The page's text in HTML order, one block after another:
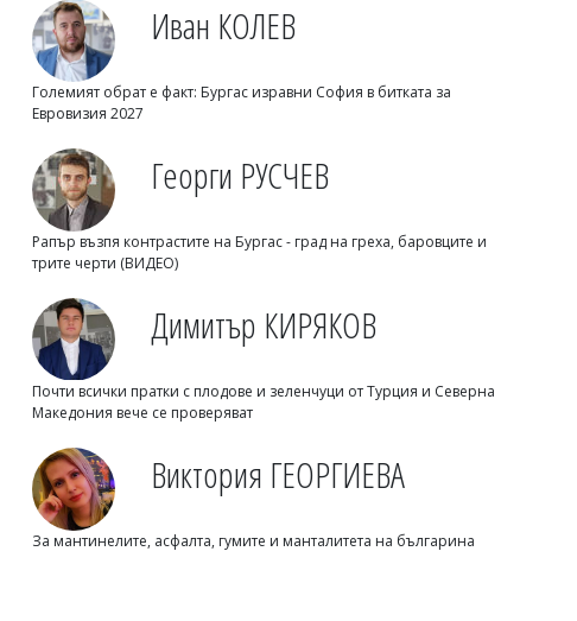
Михаил ДИМИТРОВ
Почина известен неврохирург
Димитър КИРЯКОВ
Иван КОЛЕВ
Големият обрат е факт: Бургас изравни София в битката за
Евровизия 2027
Георги РУСЧЕВ
Рапър възпя контрастите на Бургас - град на греха, баровците и
трите черти (ВИДЕО)
Димитър КИРЯКОВ
Почти всички пратки с плодове и зеленчуци от Турция и Северна
Македония вече се проверяват
Виктория ГЕОРГИЕВА
За мантинелите, асфалта, гумите и манталитета на българина